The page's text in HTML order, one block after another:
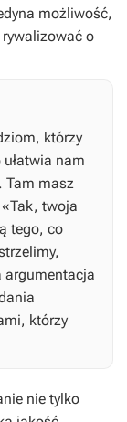
możliwość,
o
którzy
nam
Tam masz
twoja
tego, co
argumentacja
którzy
nie tylko